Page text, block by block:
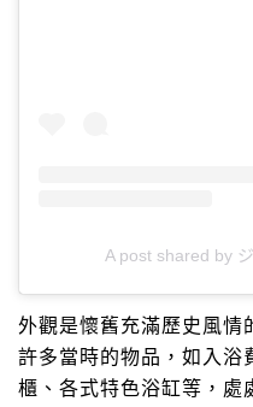
A post shared by
外觀是懷舊充滿歷史風情
許多當時的物品，如入浴
櫃、各式特色浴缸等，處